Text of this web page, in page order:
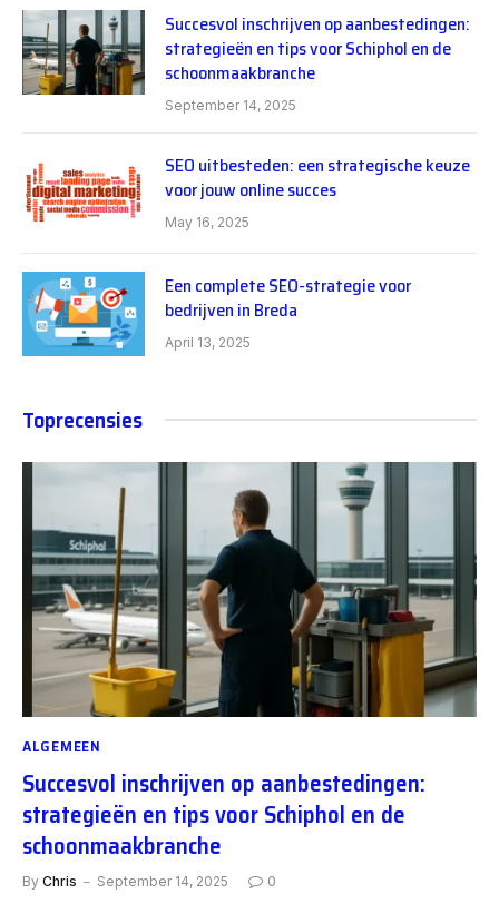
Succesvol inschrijven op aanbestedingen:
strategieën en tips voor Schiphol en de
schoonmaakbranche
September 14, 2025
SEO uitbesteden: een strategische keuze
voor jouw online succes
May 16, 2025
Een complete SEO-strategie voor
bedrijven in Breda
April 13, 2025
Toprecensies
ALGEMEEN
Succesvol inschrijven op aanbestedingen:
strategieën en tips voor Schiphol en de
schoonmaakbranche
By Chris September 14, 2025 0